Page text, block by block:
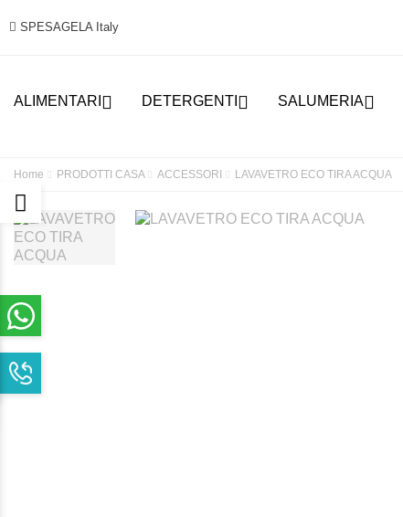
SPESAGELA Italy
ALIMENTARI  DETERGENTI  SALUMERIA
Home PRODOTTI CASA ACCESSORI LAVAVETRO ECO TIRA ACQUA